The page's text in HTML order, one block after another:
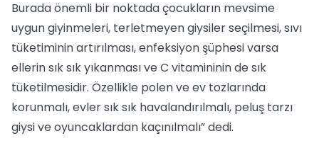
Burada önemli bir noktada çocukların mevsime
uygun giyinmeleri, terletmeyen giysiler seçilmesi, sıvı
tüketiminin artırılması, enfeksiyon şüphesi varsa
ellerin sık sık yıkanması ve C vitamininin de sık
tüketilmesidir. Özellikle polen ve ev tozlarında
korunmalı, evler sık sık havalandırılmalı, peluş tarzı
giysi ve oyuncaklardan kaçınılmalı” dedi.